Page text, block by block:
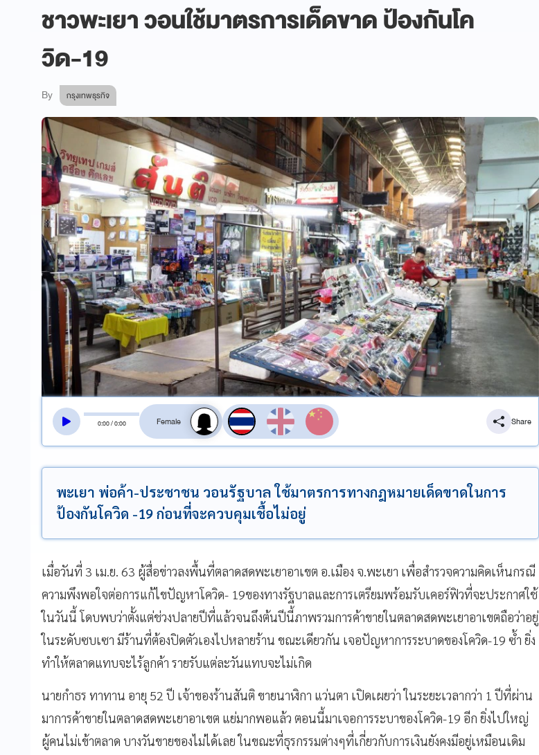
ชาวพะเยา วอนใช้มาตรการเด็ดขาด ป้องกันโค
วิด-19
By กรุงเทพธุรกิจ
0:00/0:00
สลับเสียงอ่าน
Share
พะเยา พ่อค้า-ประชาชน วอนรัฐบาล ใช้มาตรการทางกฎหมายเด็ดขาดในการ
ป้องกันโควิด -19 ก่อนที่จะควบคุมเชื้อไม่อยู่
เมื่อวันที่ 3 เม.ย. 63 ผู้สื่อข่าวลงพื้นที่ตลาดสดพะเยาอาเขต อ.เมือง จ.พะเยา เพื่อสำรวจความคิดเห็นกรณี
ความพึงพอใจต่อการแก้ไขปัญหาโควิด- 19ของทางรัฐบาลและการเตรียมพร้อมรับเคอร์ฟิวที่จะประกาศใช้
ในวันนี้ โดบพบว่าตั้งแต่ช่วงปลายปีที่แล้วจนถึงต้นปีนี้ภาพรวมการค้าขายในตลาดสดพะเยาอาเขตถือว่าอยู่
ในระดับซบเซา มีร้านที่ต้องปิดตัวเองไปหลายร้าน ขณะเดียวกัน เจอปัญหาการระบาดของโควิด-19 ซ้ำ ยิ่ง
ทำให้ตลาดแทบจะไร้ลูกค้า รายรับแต่ละวันแทบจะไม่เกิด
นายกำธร ทาทาน อายุ 52 ปี เจ้าของร้านสันติ ขายนาฬิกา แว่นตา เปิดเผยว่า ในระยะเวลากว่า 1 ปีที่ผ่าน
มาการค้าขายในตลาดสดพะเยาอาเขต แย่มากพอแล้ว ตอนนี้มาเจอการระบาของโควิด-19 อีก ยิ่งไปใหญ่
ผู้คนไม่เข้าตลาด บางวันขายของไม่ได้เลย ในขณะที่ธุรกรรมต่างๆที่เกี่ยวกับการเงินยังคงมีอยู่เหมือนเดิม